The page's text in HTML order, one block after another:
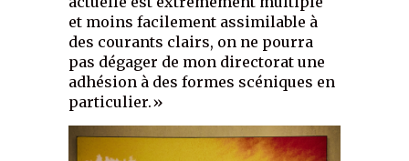
et moins facilement assimilable à
des courants clairs, on ne pourra
pas dégager de mon directorat une
adhésion à des formes scéniques en
particulier.»